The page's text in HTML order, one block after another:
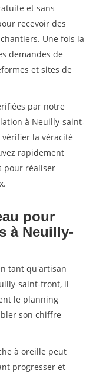
et sans
recevoir des
Une fois la
demandes de
et sites de
par notre
à Neuilly-saint-
la véracité
rapidement
pour réaliser
pour
à Neuilly-
tant qu'artisan
saint-front, il
le planning
son chiffre
à oreille peut
progresser et